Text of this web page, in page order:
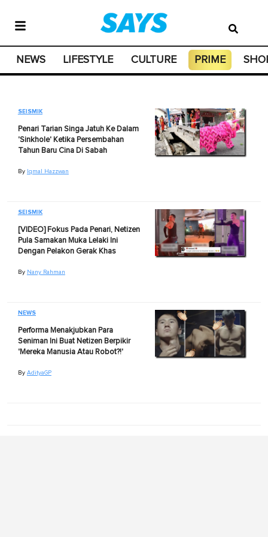
NEWS LIFESTYLE CULTURE PRIME
SEISMIK
Penari Tarian Singa Jatuh Ke Dalam
'Sinkhole' Ketika Persembahan
Tahun Baru Cina Di Sabah
By Iqmal Hazzwan
SEISMIK
[VIDEO] Fokus Pada Penari, Netizen
Pula Samakan Muka Lelaki Ini
Dengan Pelakon Gerak Khas
By Nany Rahman
NEWS
Performa Menakjubkan Para
Seniman Ini Buat Netizen Berpikir
'Mereka Manusia Atau Robot?!'
By AdityaGP